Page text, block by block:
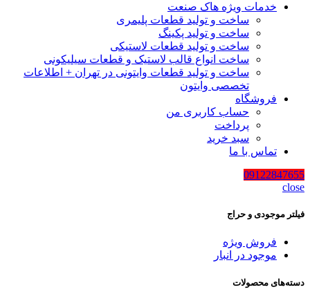
خدمات ویژه هاک صنعت
ساخت و تولید قطعات پلیمری
ساخت و تولید پکینگ
ساخت و تولید قطعات لاستیکی
ساخت انواع قالب لاستیک و قطعات سیلیکونی
ساخت و تولید قطعات وایتونی در تهران + اطلاعات
تخصصی وایتون
فروشگاه
حساب کاربری من
پرداخت
سبد خرید
تماس با ما
09122847655
close
فیلتر موجودی و حراج
فروش ویژه
موجود در انبار
دسته‌های محصولات